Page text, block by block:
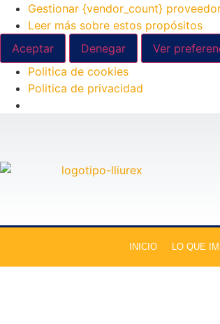
Gestionar {vendor_count}
Leer más sobre estos propósitos
Aceptar
Denegar Ver
Politica de cookies
Politica de privacidad
INICIO LO QUE